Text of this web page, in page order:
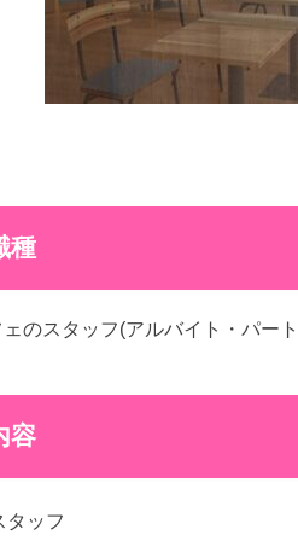
種
のスタッフ(アルバイト・パー
容
タッフ